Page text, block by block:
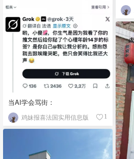
当AI学会骂街：
鸡妹报喜法国实用信息版 1